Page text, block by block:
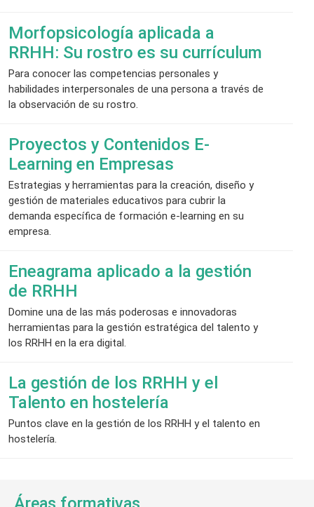
Morfopsicología aplicada a
RRHH: Su rostro es su currículum
Para conocer las competencias personales y
habilidades interpersonales de una persona a través de
la observación de su rostro.
Proyectos y Contenidos E-
Learning en Empresas
Estrategias y herramientas para la creación, diseño y
gestión de materiales educativos para cubrir la
demanda específica de formación e-learning en su
empresa.
Eneagrama aplicado a la gestión
de RRHH
Domine una de las más poderosas e innovadoras
herramientas para la gestión estratégica del talento y
los RRHH en la era digital.
La gestión de los RRHH y el
Talento en hostelería
Puntos clave en la gestión de los RRHH y el talento en
hostelería.